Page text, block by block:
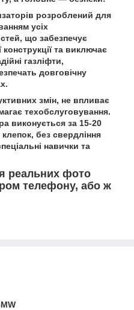
розроблений для
усіх
що забезпечує
конструкції та виключає
газліфти,
довговічну
змін, не впливає
техобслуговування.
виконується за 15-20
без свердління
навички та
реальних фото
телефону, або ж